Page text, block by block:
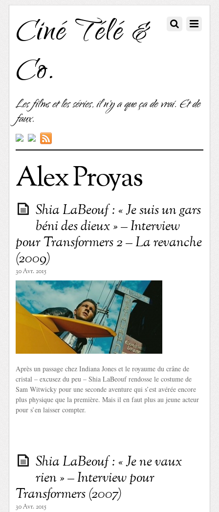
Ciné Télé &
Co.
Les films et les séries, il n'y a que ça de vrai. Et de
faux.
Alex Proyas
Shia LaBeouf : « Je suis un gars
béni des dieux » – Interview
pour Transformers 2 – La revanche
(2009)
30 Avr. 2015
Après un passage chez Indiana Jones et le royaume du crâne de
cristal – excusez du peu – Shia LaBeouf rendosse le costume de
Sam Witwicky pour une seconde aventure qui s’est avérée encore
plus physique que la première. Mais il en faut plus au jeune acteur
pour s’en laisser compter.
Shia LaBeouf : « Je ne vaux
rien » – Interview pour
Transformers (2007)
30 Avr. 2015